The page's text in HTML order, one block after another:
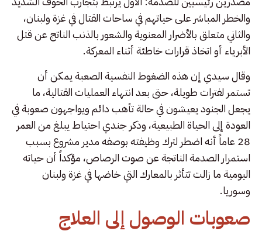
والخطر المباشر على حياتهم في ساحات القتال في غزة ولبنان،
والثاني متعلق بالأضرار المعنوية والشعور بالذنب الناتج عن قتل
الأبرياء أو اتخاذ قرارات خاطئة أثناء المعركة.
وقال سيدي إن هذه الضغوط النفسية الصعبة يمكن أن
تستمر لفترات طويلة، حتى بعد انتهاء العمليات القتالية، ما
يجعل الجنود يعيشون في حالة تأهب دائم ويواجهون صعوبة في
العودة إلى الحياة الطبيعية، وذكر جندي احتياط يبلغ من العمر
28 عاماً أنه اضطر لترك وظيفته بوصفه مدير مشروع بسبب
استمرار الصدمة الناتجة عن صوت الرصاص، مؤكداً أن حياته
اليومية ما زالت تتأثر بالمعارك التي خاضها في غزة ولبنان
وسوريا.
صعوبات الوصول إلى العلاج